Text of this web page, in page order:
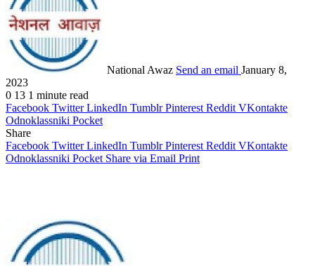
National Awaz Send an email January 8,
2023
0 13 1 minute read
Facebook Twitter LinkedIn Tumblr Pinterest Reddit VKontakte
Odnoklassniki Pocket
Share
Facebook Twitter LinkedIn Tumblr Pinterest Reddit VKontakte
Odnoklassniki Pocket Share via Email Print